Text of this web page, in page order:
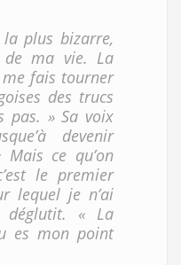
plus bizarre,
de ma vie. La
fais tourner
des trucs
pas. » Sa voix
devenir
ce qu’on
le premier
lequel je n’ai
déglutit. « La
es mon point